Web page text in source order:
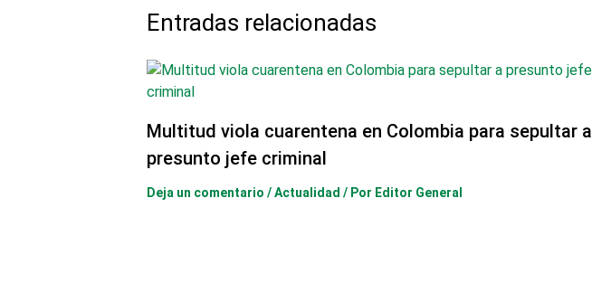
Entradas relacionadas
Multitud viola cuarentena en Colombia para sepultar a
presunto jefe criminal
Deja un comentario /Actualidad / Por Editor General